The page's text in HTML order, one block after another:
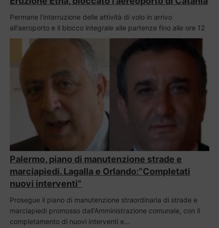
Permane l'interruzione delle attività di volo in arrivo
all'aeroporto e il blocco integrale alle partenze fino alle ore 12
Palermo, piano di manutenzione strade e
marciapiedi. Lagalla e Orlando:”Completati
nuovi interventi”
Prosegue il piano di manutenzione straordinaria di strade e
marciapiedi promosso dall'Amministrazione comunale, con il
completamento di nuovi interventi e…